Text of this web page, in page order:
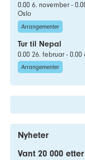
0.00 6. november -
Oslo
Arrangementer
Tur til Nepal
0.00 26. februar - 0.00
Arrangementer
Nyheter
Vant 20 000